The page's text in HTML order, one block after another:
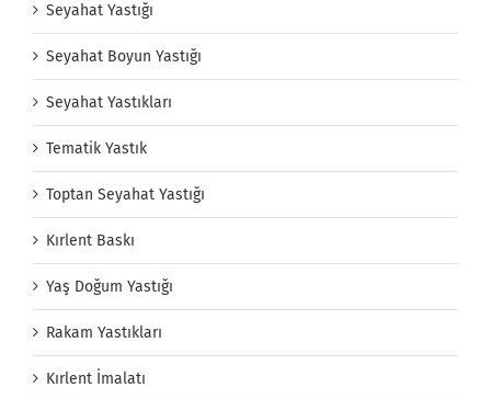
Seyahat Yastığı
Seyahat Boyun Yastığı
Seyahat Yastıkları
Tematik Yastık
Toptan Seyahat Yastığı
Kırlent Baskı
Yaş Doğum Yastığı
Rakam Yastıkları
Kırlent İmalatı